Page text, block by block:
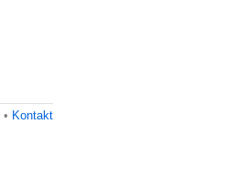
• Kontakt